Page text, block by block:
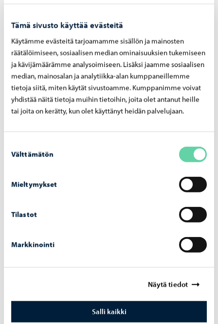
Tämä sivusto käyttää evästeitä
Käytämme evästeitä tarjoamamme sisällön ja mainosten
räätälöimiseen, sosiaalisen median ominaisuuksien tukemiseen
ja kävijämäärämme analysoimiseen. Lisäksi jaamme sosiaalisen
median, mainosalan ja analytiikka-alan kumppaneillemme
tietoja siitä, miten käytät sivustoamme. Kumppanimme voivat
yhdistää näitä tietoja muihin tietoihin, joita olet antanut heille
tai joita on kerätty, kun olet käyttänyt heidän palvelujaan.
valinta
Välttämätön
Mieltymykset
Tilastot
Markkinointi
Näytä tiedot
Salli kaikki
Porvoossa voi laajasti harrastaa muun muassa taidetta.
Kulttuuritarjonta varhaiskasvatukselle ja
kouluille
Kaupunginjohtaja kutsuu vuosittain kaikki Porvoon 3.-
tanssittu Porvoossa siitä lähtien, kun kaupungissa
juhlittiin Porvoon valtiopäivien 200-vuotis juhlavuotta
vuonna 2009. Tapahtuman on osa Porvoon kaupungin
Kulttuuripolkua.